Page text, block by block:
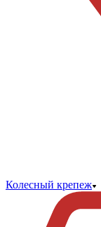
Колесный крепеж